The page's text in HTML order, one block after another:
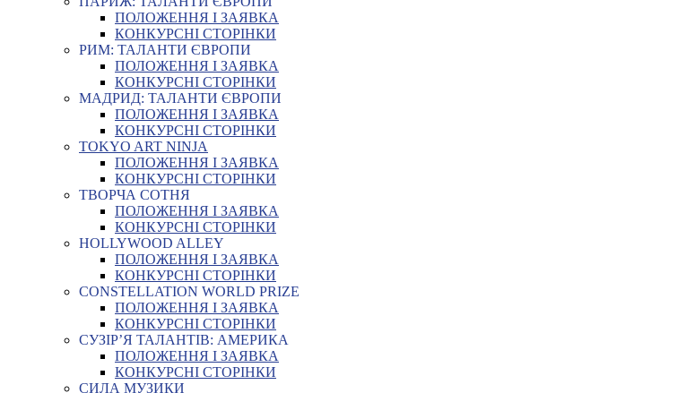
ПОЛОЖЕННЯ І ЗАЯВКА
КОНКУРСНІ СТОРІНКИ
РИМ: ТАЛАНТИ ЄВРОПИ
ПОЛОЖЕННЯ І ЗАЯВКА
КОНКУРСНІ СТОРІНКИ
МАДРИД: ТАЛАНТИ ЄВРОПИ
ПОЛОЖЕННЯ І ЗАЯВКА
КОНКУРСНІ СТОРІНКИ
TOKYO ART NINJA
ПОЛОЖЕННЯ І ЗАЯВКА
КОНКУРСНІ СТОРІНКИ
ТВОРЧА СОТНЯ
ПОЛОЖЕННЯ І ЗАЯВКА
КОНКУРСНІ СТОРІНКИ
HOLLYWOOD ALLEY
ПОЛОЖЕННЯ І ЗАЯВКА
КОНКУРСНІ СТОРІНКИ
CONSTELLATION WORLD PRIZE
ПОЛОЖЕННЯ І ЗАЯВКА
КОНКУРСНІ СТОРІНКИ
СУЗІР’Я ТАЛАНТІВ: АМЕРИКА
ПОЛОЖЕННЯ І ЗАЯВКА
КОНКУРСНІ СТОРІНКИ
СИЛА МУЗИКИ